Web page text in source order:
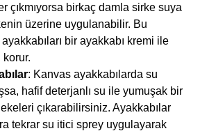
çıkmıyorsa birkaç damla sirke suya
üzerine uygulanabilir. Bu
bir ayakkabı kremi ile
: Kanvas ayakkabılarda su
hafif deterjanlı su ile yumuşak bir
çıkarabilirsiniz. Ayakkabılar
tekrar su itici sprey uygulayarak